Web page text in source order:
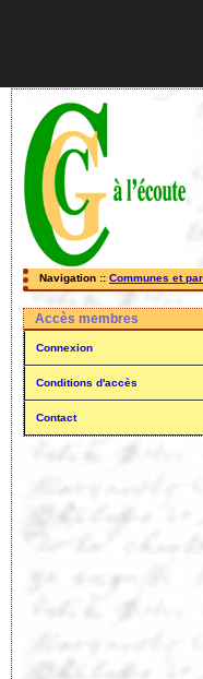
Navigation :: Communes et
Accès membres
Connexion
Conditions d'accès
Contact